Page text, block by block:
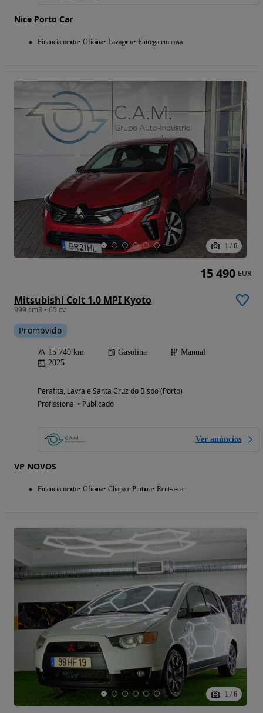
Nice Porto Car
Financiamento Oficina Lavagem Entrega em casa
1 / 6
Mitsubishi Colt 1.0 MPI Kyoto
999 cm3 • 65 cv
Promovido
15 740 km Gasolina
Manual
2025
Perafita, Lavra e Santa Cruz do Bispo (Porto)
Profissional • Publicado
Ver anúncios
VP NOVOS
Financiamento Oficina Chapa e Pintura Rent-a-car
15 490 EUR
1 / 6